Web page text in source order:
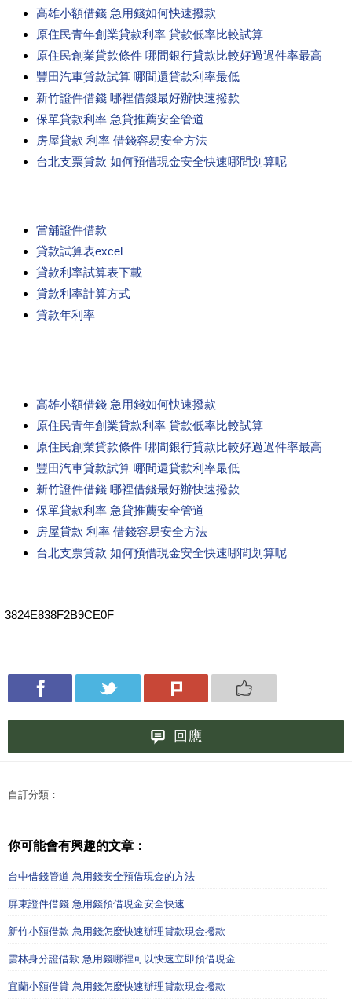
高雄小額借錢 急用錢如何快速撥款
原住民青年創業貸款利率 貸款低率比較試算
原住民創業貸款條件 哪間銀行貸款比較好過過件率最高
豐田汽車貸款試算 哪間還貸款利率最低
新竹證件借錢 哪裡借錢最好辦快速撥款
保單貸款利率 急貸推薦安全管道
房屋貸款 利率 借錢容易安全方法
台北支票貸款 如何預借現金安全快速哪間划算呢
當舖證件借款
貸款試算表excel
貸款利率試算表下載
貸款利率計算方式
貸款年利率
高雄小額借錢 急用錢如何快速撥款
原住民青年創業貸款利率 貸款低率比較試算
原住民創業貸款條件 哪間銀行貸款比較好過過件率最高
豐田汽車貸款試算 哪間還貸款利率最低
新竹證件借錢 哪裡借錢最好辦快速撥款
保單貸款利率 急貸推薦安全管道
房屋貸款 利率 借錢容易安全方法
台北支票貸款 如何預借現金安全快速哪間划算呢
3824E838F2B9CE0F
回應
自訂分類：
你可能會有興趣的文章：
台中借錢管道 急用錢安全預借現金的方法
屏東證件借錢 急用錢預借現金安全快速
新竹小額借款 急用錢怎麼快速辦理貸款現金撥款
雲林身分證借款 急用錢哪裡可以快速立即預借現金
宜蘭小額借貸 急用錢怎麼快速辦理貸款現金撥款